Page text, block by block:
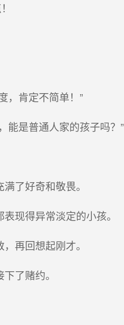
，肯定不简单！”
能是普通人家的孩子吗？”
了好奇和敬畏。
现得异常淡定的小孩。
再回想起刚才。
了赌约。